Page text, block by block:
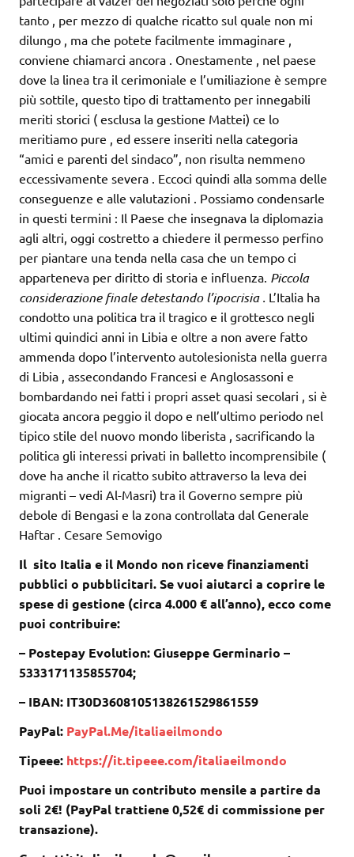
tanto , per mezzo di qualche ricatto sul quale non mi
dilungo , ma che potete facilmente immaginare ,
conviene chiamarci ancora . Onestamente , nel paese
dove la linea tra il cerimoniale e l’umiliazione è sempre
più sottile, questo tipo di trattamento per innegabili
meriti storici ( esclusa la gestione Mattei) ce lo
meritiamo pure , ed essere inseriti nella categoria
“amici e parenti del sindaco”, non risulta nemmeno
eccessivamente severa . Eccoci quindi alla somma delle
conseguenze e alle valutazioni . Possiamo condensarle
in questi termini : Il Paese che insegnava la diplomazia
agli altri, oggi costretto a chiedere il permesso perfino
per piantare una tenda nella casa che un tempo ci
apparteneva per diritto di storia e influenza. Piccola
considerazione finale detestando l’ipocrisia . L’Italia ha
condotto una politica tra il tragico e il grottesco negli
ultimi quindici anni in Libia e oltre a non avere fatto
ammenda dopo l’intervento autolesionista nella guerra
di Libia , assecondando Francesi e Anglosassoni e
bombardando nei fatti i propri asset quasi secolari , si è
giocata ancora peggio il dopo e nell’ultimo periodo nel
tipico stile del nuovo mondo liberista , sacrificando la
politica gli interessi privati in balletto incomprensibile (
dove ha anche il ricatto subito attraverso la leva dei
migranti – vedi Al-Masri) tra il Governo sempre più
debole di Bengasi e la zona controllata dal Generale
Haftar . Cesare Semovigo
Il sito Italia e il Mondo non riceve finanziamenti
pubblici o pubblicitari. Se vuoi aiutarci a coprire le
spese di gestione (circa 4.000 € all’anno), ecco come
puoi contribuire:
– Postepay Evolution: Giuseppe Germinario –
5333171135855704;
– IBAN: IT30D3608105138261529861559
PayPal: PayPal.Me/italiaeilmondo
Tipeee: https://it.tipeee.com/italiaeilmondo
Puoi impostare un contributo mensile a partire da
soli 2€! (PayPal trattiene 0,52€ di commissione per
transazione).